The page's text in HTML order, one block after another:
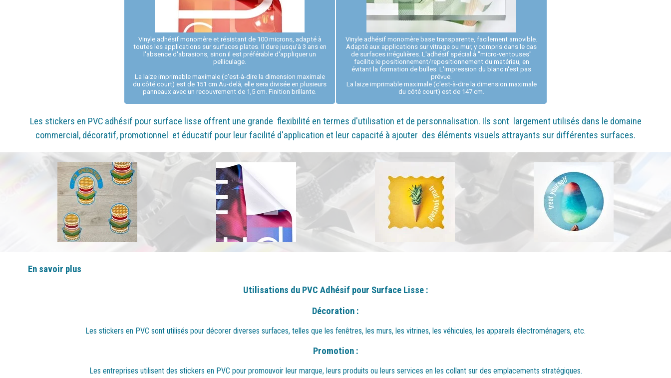
Vinyle adhésif monomère et résistant de 100 microns, adapté à
toutes les applications sur surfaces plates. Il dure jusqu'à 3 ans en
l'absence d'abrasions, sinon il est préférable d'appliquer un
pelliculage.
La laize imprimable maximale (c'est-à-dire la dimension maximale
du côté court) est de 151 cm Au-delà, elle sera divisée en plusieurs
panneaux avec un recouvrement de 1,5 cm. Finition brillante.
Vinyle adhésif monomère base transparente, facilement amovible.
Adapté aux applications sur vitrage ou mur, y compris dans le cas
de surfaces irrégulières. L'adhésif spécial à "micro-ventouses"
facilite le positionnement/repositionnement du matériau, en
évitant la formation de bulles. L'impression du blanc n'est pas
prévue.
La laize imprimable maximale (c'est-à-dire la dimension maximale
du côté court) est de 147 cm.
Les stickers en PVC adhésif pour surface lisse offrent une grande flexibilité en termes d'utilisation et de personnalisation. Ils sont largement utilisés dans le domaine
commercial, décoratif, promotionnel et éducatif pour leur facilité d'application et leur capacité à ajouter des éléments visuels attrayants sur différentes surfaces.
En savoir plus
Utilisations du PVC Adhésif pour Surface Lisse :
Décoration :
Les stickers en PVC sont utilisés pour décorer diverses surfaces, telles que les fenêtres, les murs, les vitrines, les véhicules, les appareils électroménagers, etc.
Promotion :
Les entreprises utilisent des stickers en PVC pour promouvoir leur marque, leurs produits ou leurs services en les collant sur des emplacements stratégiques.